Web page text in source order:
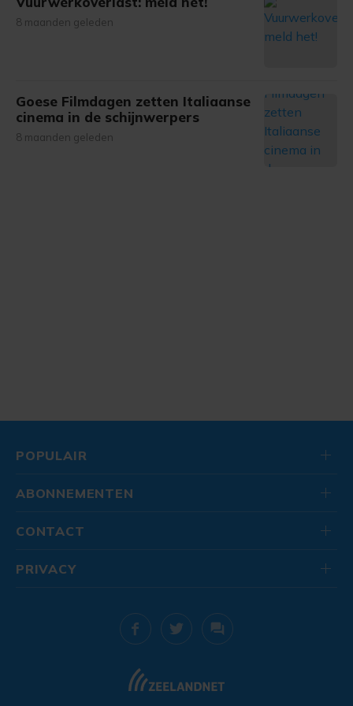
8 maanden geleden
Goese Filmdagen zetten Italiaanse
cinema in de schijnwerpers
8 maanden geleden
POPULAIR
ABONNEMENTEN
CONTACT
PRIVACY